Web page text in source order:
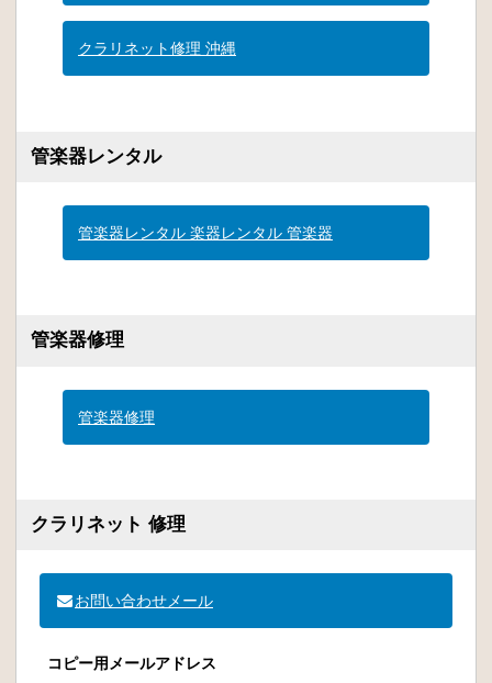
クラリネット修理 沖縄
管楽器レンタル
管楽器レンタル 楽器レンタル 管楽器
管楽器修理
管楽器修理
クラリネット 修理
お問い合わせメール
コピー用メールアドレス